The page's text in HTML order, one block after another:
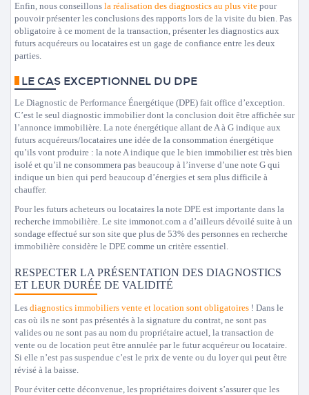
Enfin, nous conseillons la réalisation des diagnostics au plus vite pour
pouvoir présenter les conclusions des rapports lors de la visite du bien. Pas
obligatoire à ce moment de la transaction, présenter les diagnostics aux
futurs acquéreurs ou locataires est un gage de confiance entre les deux
parties.
LE CAS EXCEPTIONNEL DU DPE
Le Diagnostic de Performance Énergétique (DPE) fait office d’exception.
C’est le seul diagnostic immobilier dont la conclusion doit être affichée sur
l’annonce immobilière. La note énergétique allant de A à G indique aux
futurs acquéreurs/locataires une idée de la consommation énergétique
qu’ils vont produire : la note A indique que le bien immobilier est très bien
isolé et qu’il ne consommera pas beaucoup à l’inverse d’une note G qui
indique un bien qui perd beaucoup d’énergies et sera plus difficile à
chauffer.
Pour les futurs acheteurs ou locataires la note DPE est importante dans la
recherche immobilière. Le site immonot.com a d’ailleurs dévoilé suite à un
sondage effectué sur son site que plus de 53% des personnes en recherche
immobilière considère le DPE comme un critère essentiel.
RESPECTER LA PRÉSENTATION DES DIAGNOSTICS
ET LEUR DURÉE DE VALIDITÉ
Les diagnostics immobiliers vente et location sont obligatoires ! Dans le
cas où ils ne sont pas présentés à la signature du contrat, ne sont pas
valides ou ne sont pas au nom du propriétaire actuel, la transaction de
vente ou de location peut être annulée par le futur acquéreur ou locataire.
Si elle n’est pas suspendue c’est le prix de vente ou du loyer qui peut être
révisé à la baisse.
Pour éviter cette déconvenue, les propriétaires doivent s’assurer que les